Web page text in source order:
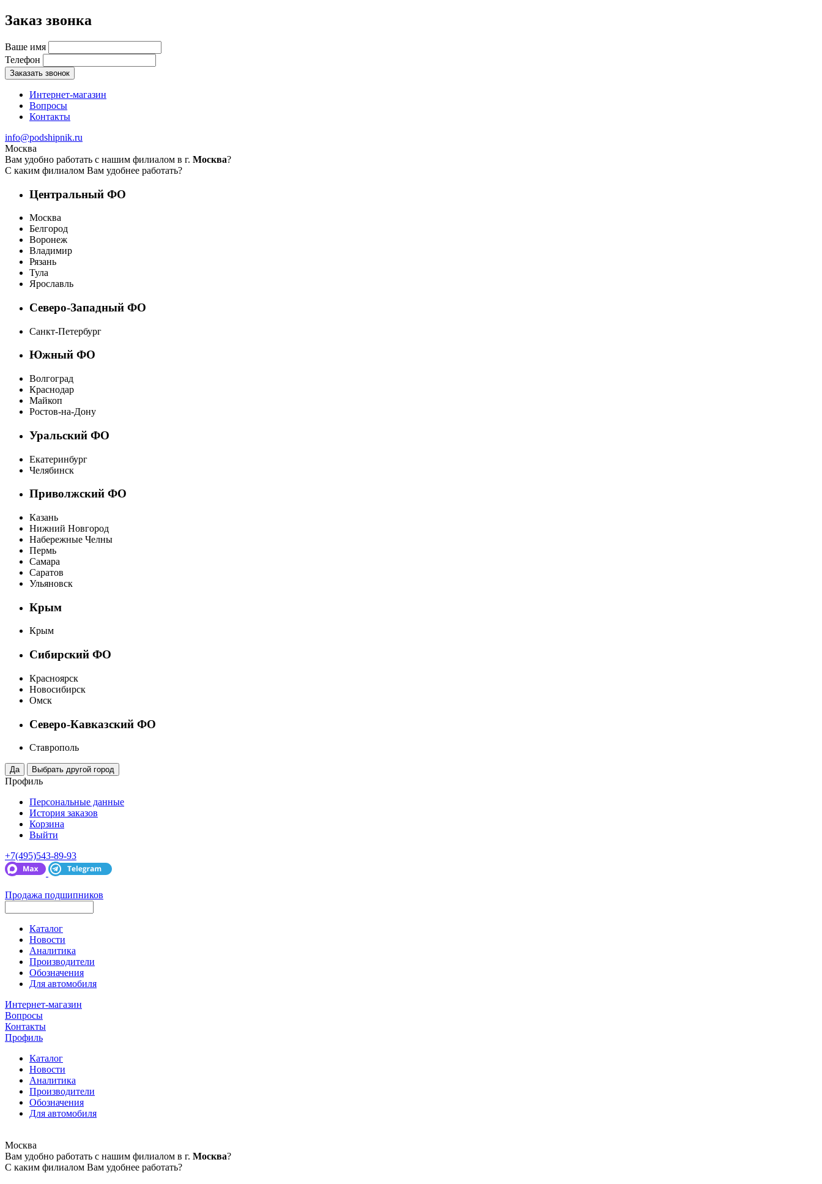
Заказ звонка
Ваше имя
Телефон
Заказать звонок
Интернет-магазин
Вопросы
Контакты
info@podshipnik.ru
Москва
Вам удобно работать с нашим филиалом в г. Москва?
С каким филиалом Вам удобнее работать?
Центральный ФО
Москва
Белгород
Воронеж
Владимир
Рязань
Тула
Ярославль
Северо-Западный ФО
Санкт-Петербург
Южный ФО
Волгоград
Краснодар
Майкоп
Ростов-на-Дону
Уральский ФО
Екатеринбург
Челябинск
Приволжский ФО
Казань
Нижний Новгород
Набережные Челны
Пермь
Самара
Саратов
Ульяновск
Крым
Крым
Сибирский ФО
Красноярск
Новосибирск
Омск
Северо-Кавказский ФО
Ставрополь
Профиль
Персональные данные
История заказов
Корзина
Выйти
+7(495)543-89-93
Продажа подшипников
Каталог
Новости
Аналитика
Производители
Обозначения
Для автомобиля
Интернет-магазин
Вопросы
Контакты
Профиль
Каталог
Новости
Аналитика
Производители
Обозначения
Для автомобиля
Москва
Вам удобно работать с нашим филиалом в г. Москва?
С каким филиалом Вам удобнее работать?